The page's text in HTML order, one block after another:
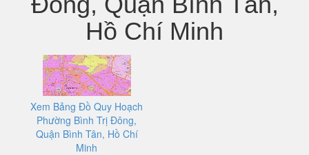
Hồ Chí Minh
Xem Bảng Đồ Quy Hoạch
Phường Bình Trị Đông,
Quận Bình Tân, Hồ Chí
Minh